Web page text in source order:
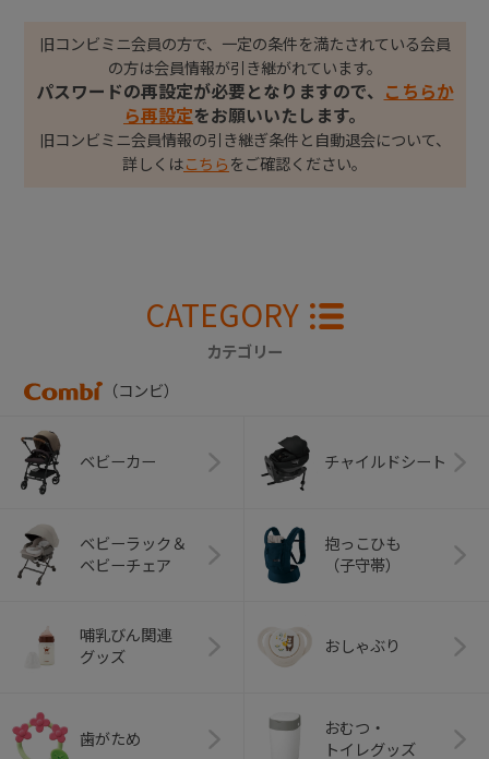
旧コンビミニ会員の方で、一定の条件を満たされている会員
の方は会員情報が引き継がれています。
パスワードの再設定が必要となりますので、
こちらか
ら再設定をお願いいたします。
旧コンビミニ会員情報の引き継ぎ条件と自動退会について、
詳しくはこちら をご確認ください。
CATEGORY
カテゴリー
（コンビ）
ベビーカー チャイルドシート
ベビーラック＆
ベビーチェア
抱っこひも
（子守帯）
哺乳びん関連
グッズ
おしゃぶり
歯がため
おむつ・
トイレグッズ